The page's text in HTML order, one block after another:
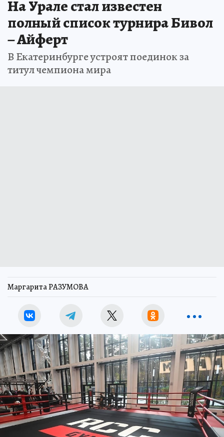
На Урале стал известен
полный список турнира Бивол
– Айферт
В Екатеринбурге устроят поединок за
титул чемпиона мира
Маргарита РАЗУМОВА